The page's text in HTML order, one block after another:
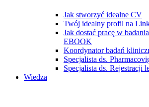
Jak stworzyć idealne CV
Twój idealny profil na
Jak dostać pracę w
EBOOK
Koordynator badań
Specjalista ds.
Specjalista ds. Rejestracji
Wiedza